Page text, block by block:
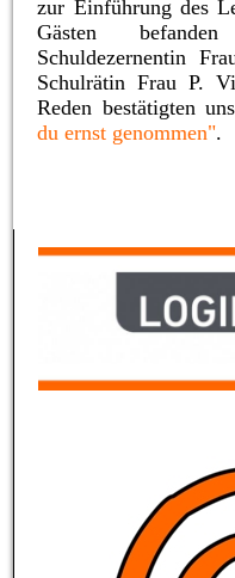
zur Einführung des
Gästen
Schuldezernentin
Schulrätin Frau P.
Reden bestätigten
du ernst genommen".